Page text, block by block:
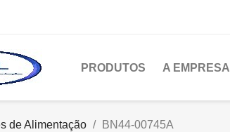
PRODUTOS A EMPRESA
de Alimentação BN44-00745A